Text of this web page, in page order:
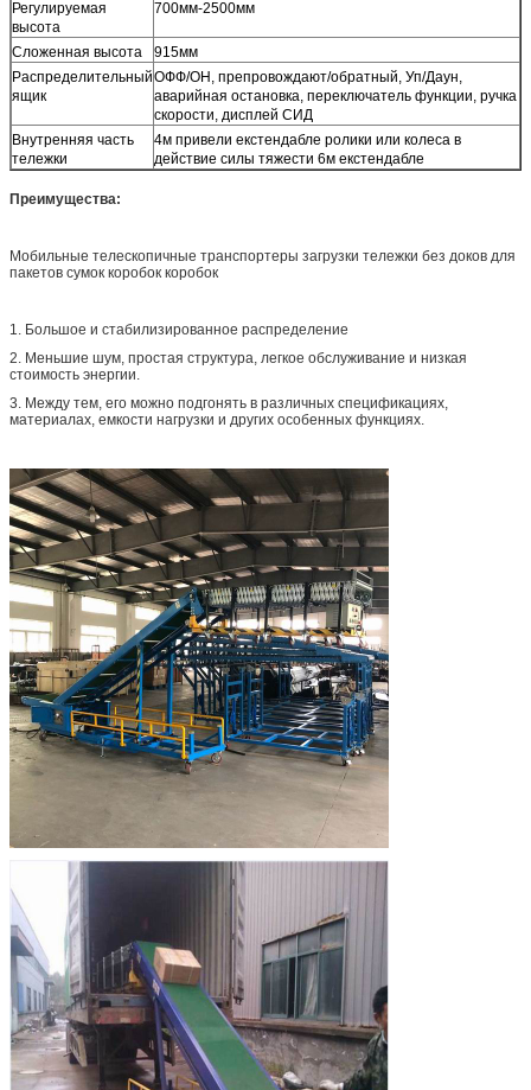
Регулируемая
высота
700мм-2500мм
Сложенная высота
915мм
Распределительный
ящик
ОФФ/ОН, препровождают/обратный, Уп/Даун,
аварийная остановка, переключатель функции, ручка
скорости, дисплей СИД
Внутренняя часть
тележки
4м привели екстендабле ролики или колеса в
действие силы тяжести 6м екстендабле
Преимущества:
Мобильные телескопичные транспортеры загрузки тележки без доков для
пакетов сумок коробок коробок
1. Большое и стабилизированное распределение
2. Меньшие шум, простая структура, легкое обслуживание и низкая
стоимость энергии.
3. Между тем, его можно подгонять в различных спецификациях,
материалах, емкости нагрузки и других особенных функциях.